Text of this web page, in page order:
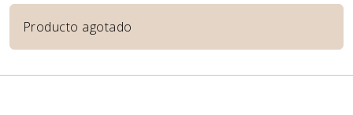
Producto agotado